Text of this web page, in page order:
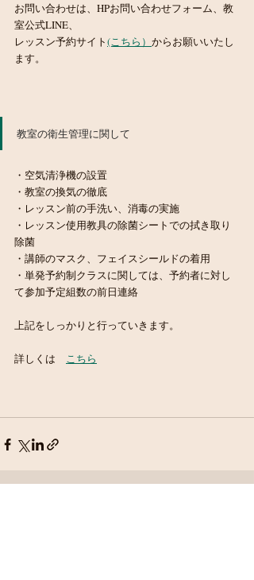
お問い合わせは、HPお問い合わせフォーム、教
室公式LINE、
レッスン予約サイト(こちら） からお願いいたし
ます。
教室の衛生管理に関して
・空気清浄機の設置
・教室の換気の徹底
・レッスン前の手洗い、消毒の実施
・レッスン使用教具の除菌シートでの拭き取り
除菌
・講師のマスク、フェイスシールドの着用
・単発予約制クラスに関しては、予約者に対し
て参加予定組数の前日連絡
上記をしっかりと行っていきます。
詳しくは こちら